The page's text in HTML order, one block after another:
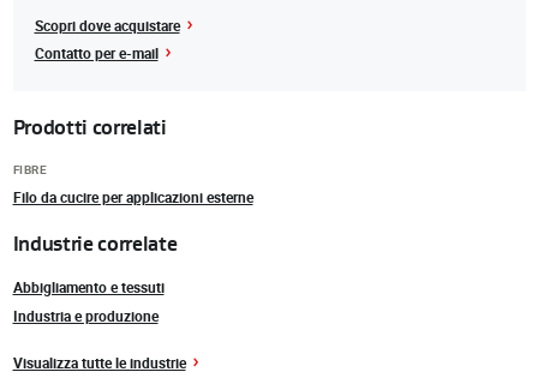
Scopri dove acquistare
Contatto per e-mail
Prodotti correlati
FIBRE
Filo da cucire per applicazioni esterne
Industrie correlate
Abbigliamento e tessuti
Industria e produzione
Visualizza tutte le industrie